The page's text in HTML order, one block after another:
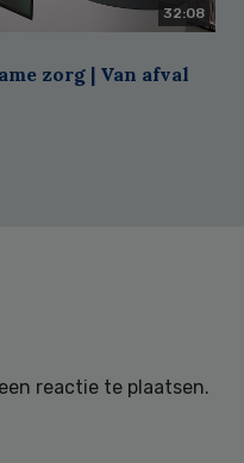
32:08
zorg | Van afval
reactie te plaatsen.